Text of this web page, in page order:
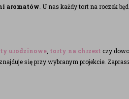
aromatów . U nas każdy tort na roczek
urodzinowe, torty na chrzest czy
się przy wybranym projekcie.